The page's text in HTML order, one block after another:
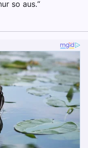
so aus.“